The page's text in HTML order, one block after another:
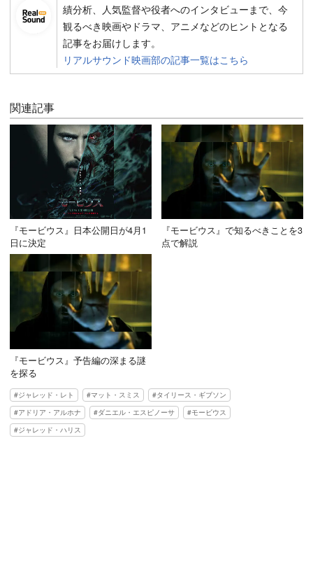
績分析、人気監督や役者へのインタビューまで、今
観るべき映画やドラマ、アニメなどのヒントとなる
記事をお届けします。
リアルサウンド映画部の記事一覧はこちら
関連記事
『モービウス』日本公開日が4月1
日に決定
『モービウス』で知るべきことを3
点で解説
『モービウス』予告編の深まる謎
を探る
ジャレッド・レト マット・スミス
タイリース・ギブソン
アドリア・アルホナ
ダニエル・エスピノーサ
モービウス
ジャレッド・ハリス